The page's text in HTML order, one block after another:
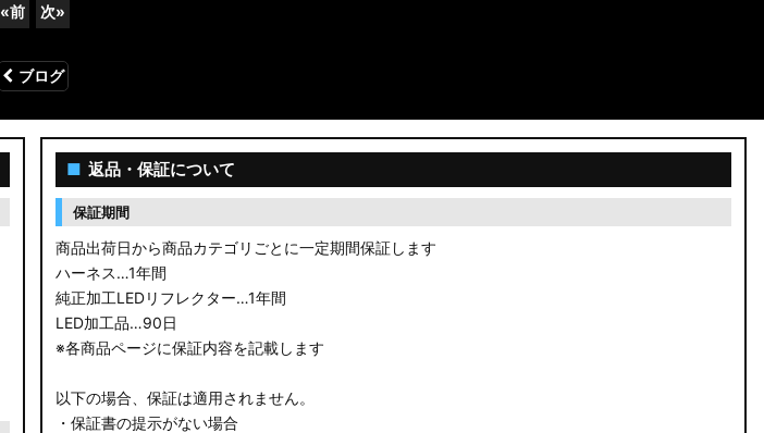
«前 次»
ブログ
■ 返品・保証について
保証期間
商品出荷日から商品カテゴリごとに一定期間保証します
ハーネス…1年間
純正加工LEDリフレクター…1年間
LED加工品…90日
※各商品ページに保証内容を記載します
以下の場合、保証は適用されません。
・保証書の提示がない場合